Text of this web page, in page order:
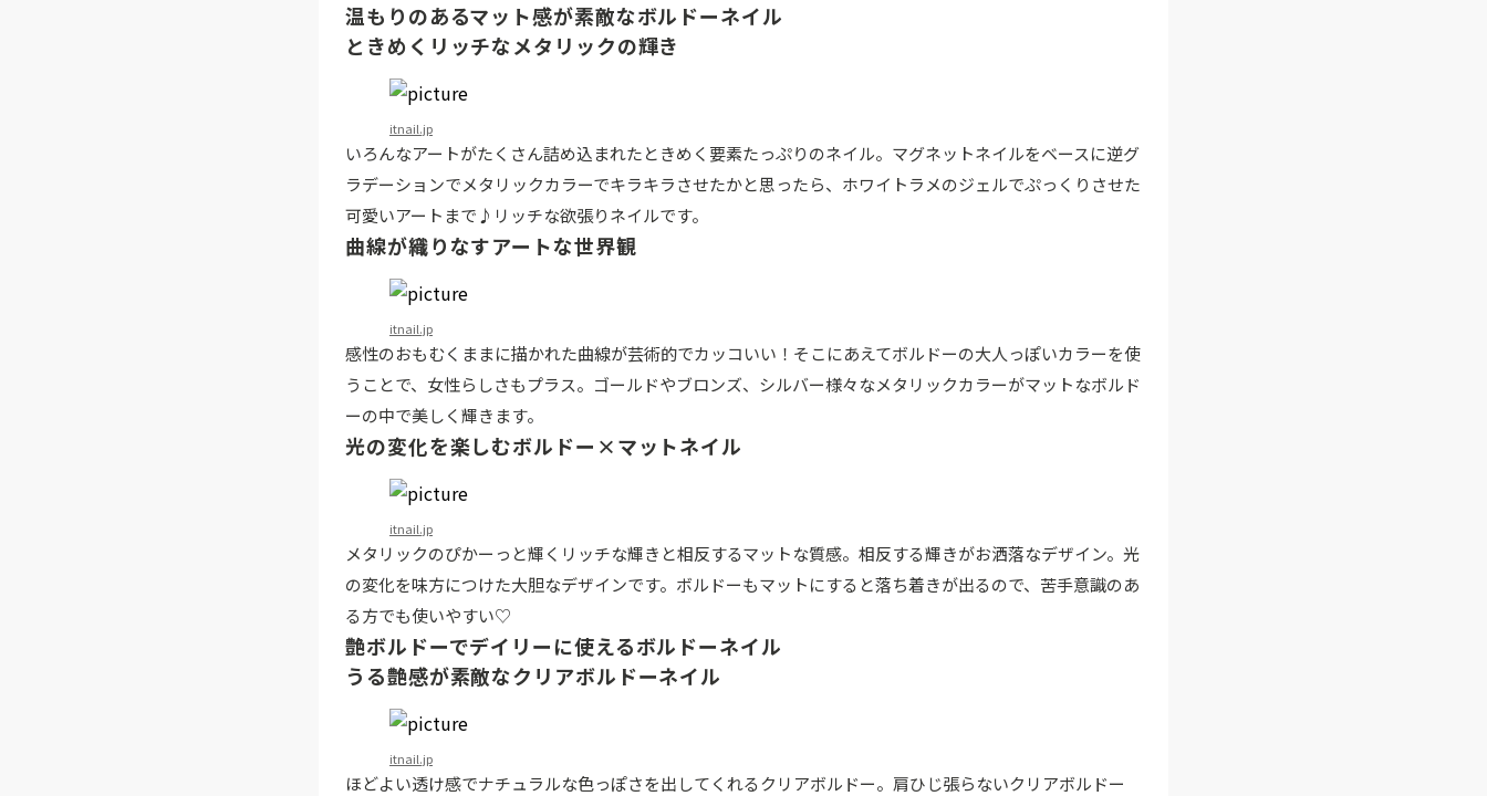
温もりのあるマット感が素敵なボルドーネイル
ときめくリッチなメタリックの輝き
itnail.jp
いろんなアートがたくさん詰め込まれたときめく要素たっぷりのネイル。マグネットネイルをベースに逆グ
ラデーションでメタリックカラーでキラキラさせたかと思ったら、ホワイトラメのジェルでぷっくりさせた
可愛いアートまで♪リッチな欲張りネイルです。
曲線が織りなすアートな世界観
itnail.jp
感性のおもむくままに描かれた曲線が芸術的でカッコいい！そこにあえてボルドーの大人っぽいカラーを使
うことで、女性らしさもプラス。ゴールドやブロンズ、シルバー様々なメタリックカラーがマットなボルド
ーの中で美しく輝きます。
光の変化を楽しむボルドー×マットネイル
itnail.jp
メタリックのぴかーっと輝くリッチな輝きと相反するマットな質感。相反する輝きがお洒落なデザイン。光
の変化を味方につけた大胆なデザインです。ボルドーもマットにすると落ち着きが出るので、苦手意識のあ
る方でも使いやすい♡
艶ボルドーでデイリーに使えるボルドーネイル
うる艶感が素敵なクリアボルドーネイル
itnail.jp
ほどよい透け感でナチュラルな色っぽさを出してくれるクリアボルドー。肩ひじ張らないクリアボルドー